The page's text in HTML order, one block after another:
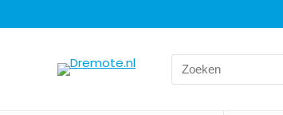
Search
for: